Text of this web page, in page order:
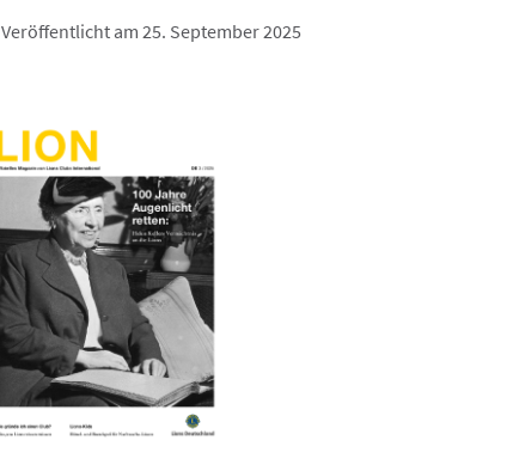
Veröffentlicht am 25. September 2025